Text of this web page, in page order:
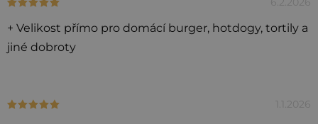
V
ý
p
h
+ Velikost přímo pro domácí burger, hotdogy, tortily a
jiné dobroty
Hodnocení produktu je 5 z 5 hvězdiček. 1.1.2026